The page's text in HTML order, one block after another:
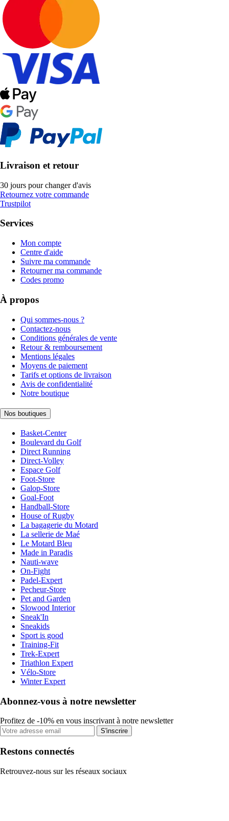
Livraison et retour
30 jours pour changer d'avis
Retournez votre commande
Trustpilot
Services
Mon compte
Centre d'aide
Suivre ma commande
Retourner ma commande
Codes promo
À propos
Qui sommes-nous ?
Contactez-nous
Conditions générales de vente
Retour & remboursement
Mentions légales
Moyens de paiement
Tarifs et options de livraison
Avis de confidentialité
Notre boutique
Nos boutiques
Basket-Center
Boulevard du Golf
Direct Running
Direct-Volley
Espace Golf
Foot-Store
Galop-Store
Goal-Foot
Handball-Store
House of Rugby
La bagagerie du Motard
La sellerie de Maé
Le Motard Bleu
Made in Paradis
Nauti-wave
On-Fight
Padel-Expert
Pecheur-Store
Pet and Garden
Slowood Interior
Sneak'In
Sneakids
Sport is good
Training-Fit
Trek-Expert
Triathlon Expert
Vélo-Store
Winter Expert
Abonnez-vous à notre newsletter
Profitez de -10% en vous inscrivant à notre newsletter
S'inscrire
Restons connectés
Retrouvez-nous sur les réseaux sociaux